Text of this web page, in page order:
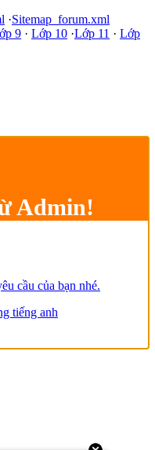
·Sitemap_forum.xml
9 · Lớp 10 ·Lớp 11 · Lớp
Admin!
cầu của bạn nhé.
tiếng anh